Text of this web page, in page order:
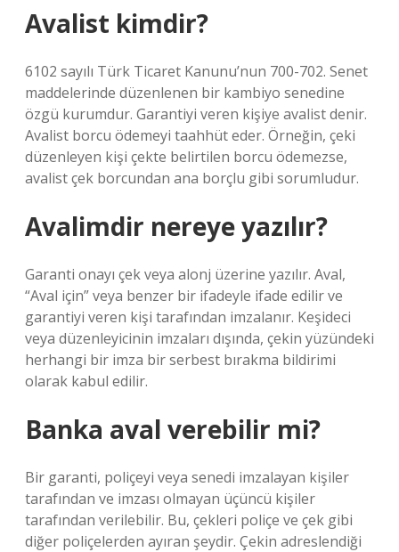
Avalist kimdir?
6102 sayılı Türk Ticaret Kanunu’nun 700-702. Senet
maddelerinde düzenlenen bir kambiyo senedine
özgü kurumdur. Garantiyi veren kişiye avalist denir.
Avalist borcu ödemeyi taahhüt eder. Örneğin, çeki
düzenleyen kişi çekte belirtilen borcu ödemezse,
avalist çek borcundan ana borçlu gibi sorumludur.
Avalimdir nereye yazılır?
Garanti onayı çek veya alonj üzerine yazılır. Aval,
“Aval için” veya benzer bir ifadeyle ifade edilir ve
garantiyi veren kişi tarafından imzalanır. Keşideci
veya düzenleyicinin imzaları dışında, çekin yüzündeki
herhangi bir imza bir serbest bırakma bildirimi
olarak kabul edilir.
Banka aval verebilir mi?
Bir garanti, poliçeyi veya senedi imzalayan kişiler
tarafından ve imzası olmayan üçüncü kişiler
tarafından verilebilir. Bu, çekleri poliçe ve çek gibi
diğer poliçelerden ayıran şeydir. Çekin adreslendiği